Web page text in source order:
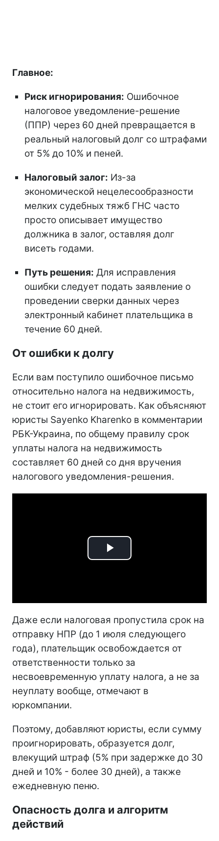
Главное:
Риск игнорирования: Ошибочное
налоговое уведомление-решение
(ППР) через 60 дней превращается в
реальный налоговый долг со штрафами
от 5% до 10% и пеней.
Налоговый залог: Из-за
экономической нецелесообразности
мелких судебных тяжб ГНС часто
просто описывает имущество
должника в залог, оставляя долг
висеть годами.
Путь решения: Для исправления
ошибки следует подать заявление о
проведении сверки данных через
электронный кабинет плательщика в
течение 60 дней.
От ошибки к долгу
Если вам поступило ошибочное письмо
относительно налога на недвижимость,
не стоит его игнорировать. Как объясняют
юристы Sayenko Kharenko в комментарии
РБК-Украина, по общему правилу срок
уплаты налога на недвижимость
составляет 60 дней со дня вручения
налогового уведомления-решения.
Play
Даже если налоговая пропустила срок на
отправку НПР (до 1 июля следующего
года), плательщик освобождается от
ответственности только за
несвоевременную уплату налога, а не за
неуплату вообще, отмечают в
юркомпании.
Поэтому, добавляют юристы, если сумму
проигнорировать, образуется долг,
влекущий штраф (5% при задержке до 30
дней и 10% - более 30 дней), а также
ежедневную пеню.
Опасность долга и алгоритм
действий